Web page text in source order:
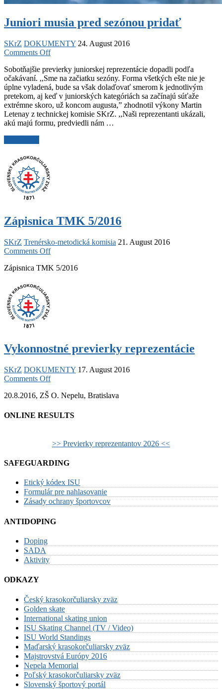
Juniori musia pred sezónou pridať
SKrZ DOKUMENTY 24. August 2016
Comments Offon
musia
pred
sezónou
pridať
Sobotňajšie previerky juniorskej reprezentácie dopadli podľa
očakávaní. ,,Sme na začiatku sezóny. Forma všetkých ešte nie je
úplne vyladená, bude sa však dolaďovať smerom k jednotlivým
pretekom, aj keď v juniorských kategóriách sa začínajú súťaže
extrémne skoro, už koncom augusta,” zhodnotil výkony Martin
Letenay z technickej komisie SKrZ. ,,Naši reprezentanti ukázali,
akú majú formu, predviedli nám …
sezónou
pridať
Zápisnica TMK 5/2016
SKrZ Trenérsko-metodická komisia 21. August 2016
Comments Offon
TMK
Zápisnica TMK 5/2016
Vykonnostné previerky reprezentácie
SKrZ DOKUMENTY 17. August 2016
Comments Offon
previerky
20.8.2016, ZŠ O. Nepelu, Bratislava
ONLINE RESULTS
>> Previerky reprezentantov 2026 <<
SAFEGUARDING
Etický kódex ISU
Formulár pre nahlasovanie
Zásady ochrany športovcov
ANTIDOPING
Doping
SADA
Aktivity
ODKAZY
Český krasokorčuliarsky zväz
Golden skate
International skating union
ISU Skating Channel (TV / Video)
ISU World Standings
Maďarský krasokorčuliarsky zväz
Majstrovstvá Európy 2016
Nepela Memorial
Poľský krasokorčuliarsky zväz
Slovenský športový portál